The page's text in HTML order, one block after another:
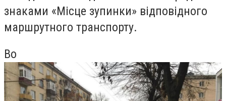
знаками «Місце зупинки» відповідного
маршрутного транспорту.
Во